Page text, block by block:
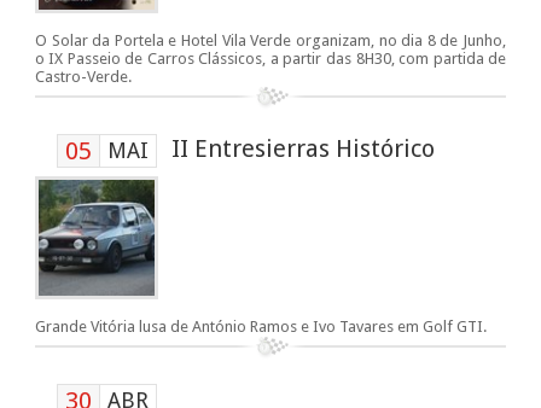
O Solar da Portela e Hotel Vila Verde organizam, no dia 8 de Junho,
o IX Passeio de Carros Clássicos, a partir das 8H30, com partida de
Castro-Verde.
05 MAI II Entresierras Histórico
Grande Vitória lusa de António Ramos e Ivo Tavares em Golf GTI.
30 ABR